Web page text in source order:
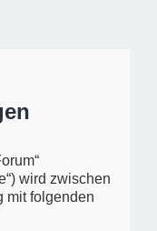
wird zwischen
mit folgenden